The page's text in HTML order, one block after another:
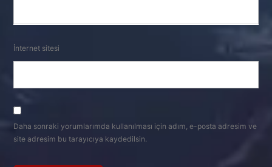
İnternet sitesi
Daha sonraki yorumlarımda kullanılması için adım, e-posta adresim ve
site adresim bu tarayıcıya kaydedilsin.